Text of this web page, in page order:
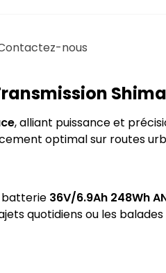
nous
, alliant puissance et
optimal sur routes
36V/6.9Ah 248Wh
quotidiens ou les